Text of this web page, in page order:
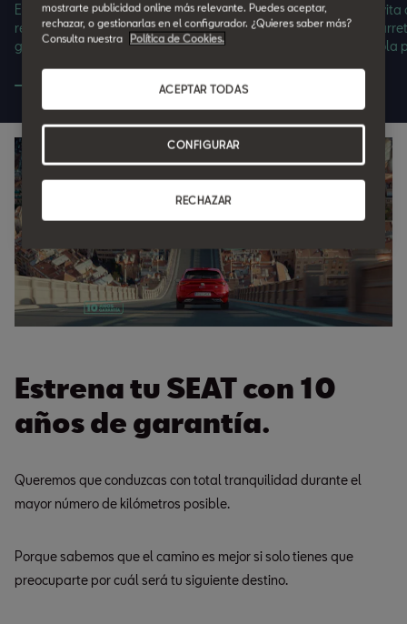
Etiqueta ECO con ventajas fiscales, acceso sin
restricciones a grandes ciudades y menores consumos
gracias a frenada regenerativa.
Estrena tu SEAT con 10
años de garantía.
Queremos que conduzcas con total tranquilidad durante el
mayor número de kilómetros posible.
Porque sabemos que el camino es mejor si solo tienes que
preocuparte por cuál será tu siguiente destino.
mostrarte publicidad online más relevante. Puedes aceptar,
rechazar, o gestionarlas en el configurador. ¿Quieres saber más?
Consulta nuestra
Política de Cookies.
RECHAZAR
ACEPTAR TODAS
CONFIGURAR